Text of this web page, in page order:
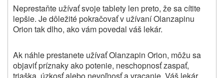
Neprestaňte užívať svoje tablety len preto, že sa cítite
lepšie. Je dôležité pokračovať v užívaní Olanzapinu
Orion tak dlho, ako vám povedal váš lekár.
Ak náhle prestanete užívať Olanzapin Orion, môžu sa
objaviť príznaky ako potenie, neschopnosť zaspať,